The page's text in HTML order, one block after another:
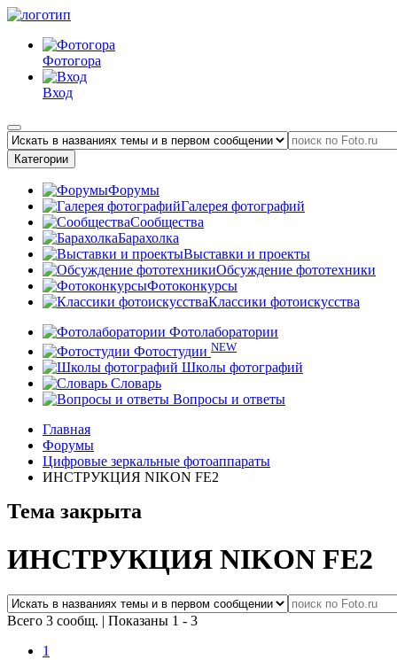
Фотогора
Вход
Категории
Форумы
Галерея фотографий
Сообщества
Барахолка
Выставки и проекты
Обсуждение фототехники
Фотоконкурсы
Классики фотоискусства
Фотолаборатории
Фотостудии NEW
Школы фотографий
Словарь
Вопросы и ответы
Главная
Форумы
Цифровые зеркальные фотоаппараты
ИНСТРУКЦИЯ NIKON FE2
Тема закрыта
ИНСТРУКЦИЯ NIKON FE2
Всего 3 сообщ. | Показаны 1 - 3
1